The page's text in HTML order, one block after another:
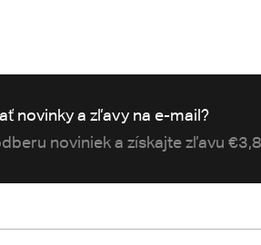
novinky a zľavy na e-mail?
noviniek a získajte zľavu